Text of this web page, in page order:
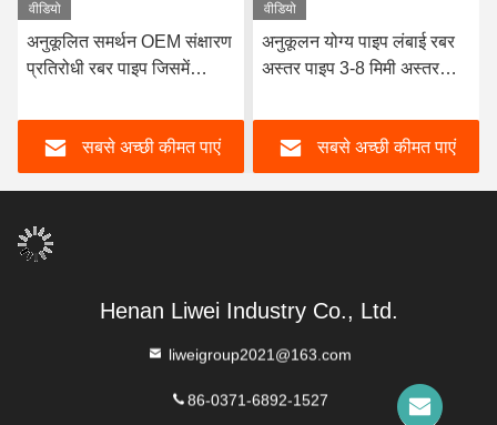
वीडियो
अनुकूलित समर्थन OEM संक्षारण
प्रतिरोधी रबर पाइप जिसमें
Neoprene EPDM और
प्रदर्शन के लिए नाइट्राइल अस्तर
सामग्री है
सबसे अच्छी कीमत पाएं
वीडियो
अनुकूलन योग्य पाइप लंबाई रबर
अस्तर पाइप 3-8 मिमी अस्तर
संक्षारण प्रतिरोध प्रदान करता है
सबसे अच्छी कीमत पाएं
Henan Liwei Industry Co., Ltd.
liweigroup2021@163.com
86-0371-6892-1527